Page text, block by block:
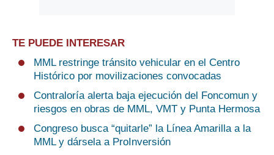
TE PUEDE INTERESAR
MML restringe tránsito vehicular en el Centro
Histórico por movilizaciones convocadas
Contraloría alerta baja ejecución del Foncomun y
riesgos en obras de MML, VMT y Punta Hermosa
Congreso busca “quitarle” la Línea Amarilla a la
MML y dársela a ProInversión